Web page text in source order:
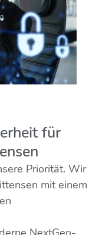
für
Priorität. Wir
mit einem